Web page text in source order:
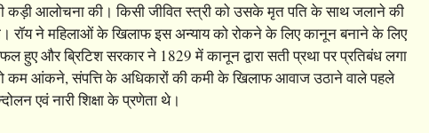
कड़ी आलोचना की। किसी जीवित स्त्री को उसके मृत पति के साथ जलाने की
रॉय ने महिलाओं के खिलाफ इस अन्याय को रोकने के लिए कानून बनाने के लिए
और ब्रिटिश सरकार ने 1829 में कानून द्वारा सती प्रथा पर प्रतिबंध लगा
को कम आंकने, संपत्ति के अधिकारों की कमी के खिलाफ आवाज उठाने वाले पहले
एवं नारी शिक्षा के प्रणेता थे।